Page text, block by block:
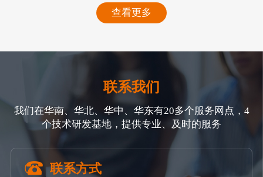
查看更多
联系我们
我们在华南、华北、华中、华东有20多个服务网点，4
个技术研发基地，提供专业、及时的服务
联系方式